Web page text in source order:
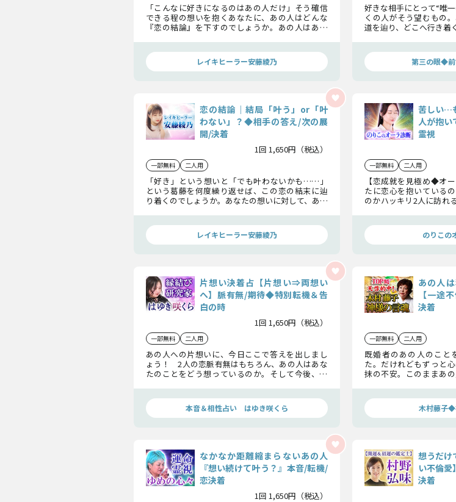
「こんなに好きになるのはあの人だけ」そう確信
できる程の想いを抱くあなたに、あの人はどんな
『恋の結論』を下すのでしょうか。あの人はあな
レイキヒーラー安藤綾乃
好きな相手にとって“唯
くの人がそう望むもの
道を辿り、どこへ行き着
第三の眼◆
恋の結論｜結局「叶う」or「叶
わない」？◆相手の答え/次の展
開/決着
1回 1,650円（税込）
一部無料 二人用
「好き」という想いと「でも叶わないかも……」
という葛藤を何度繰り返せば、この恋の結末に辿
り着くのでしょうか。あなたの想いに対して、あの
レイキヒーラー安藤綾乃
苦しい…
人が抱い
霊視
一部無料 二人用
【恋成就を見極め◆オ
たに恋心を抱いている
のかハッキリ2人に訪れ
のりこの
片想い決着占【片想い⇒両想い
へ】脈有無/期待◆特別転機＆告
白の時
1回 1,650円（税込）
一部無料 二人用
あの人への片想いに、今日ここで答えを出しまし
ょう！ 2人の恋脈有無はもちろん、あの人はあな
たのことをどう想っているのか。そして今後、あ
本音＆相性占い はゆき咲くら
あの人
【一途
決着
一部無料 二人用
既婚者のあの人のこと
た。だけれどもずっと
抹の不安。このままあ
に今こそ答えを出しまし
木村藤子
なかなか距離縮まらないあの人
『想い続けて叶う？』本音/転機/
恋決着
1回 1,650円（税込）
想うだけ
い不倫愛
決着